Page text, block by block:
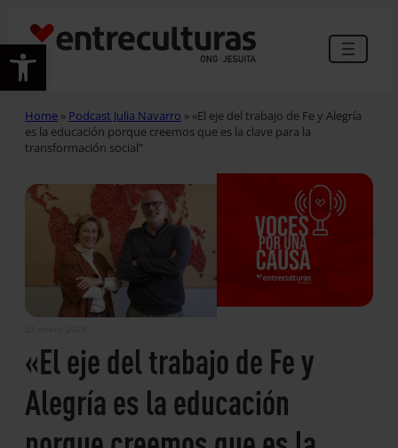
Abrir barra de herramientas
Home » Podcast Julia Navarro » «El eje del trabajo de Fe y Alegría
es la educación porque creemos que es la clave para la
transformación social”
«El eje del trabajo de Fe y
Alegría es la educación